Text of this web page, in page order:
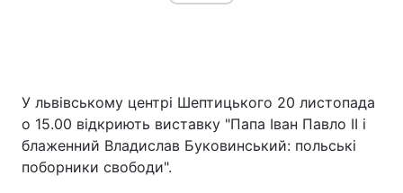
У львівському центрі Шептицького 20 листопада
о 15.00 відкриють виставку "Папа Іван Павло II і
блаженний Владислав Буковинський: польські
поборники свободи".